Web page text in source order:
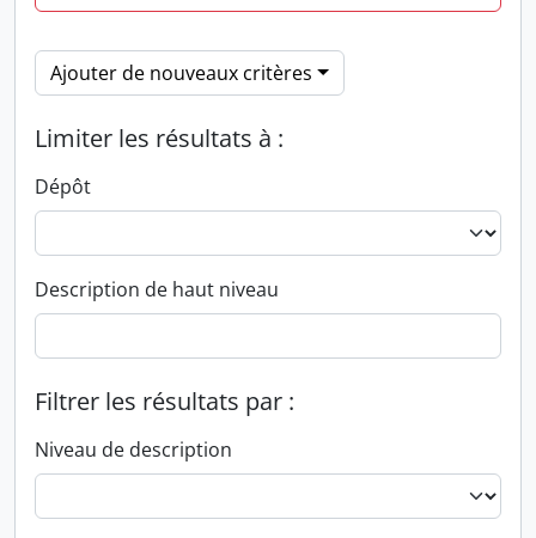
Ajouter de nouveaux critères
Limiter les résultats à :
Dépôt
Description de haut niveau
Filtrer les résultats par :
Niveau de description